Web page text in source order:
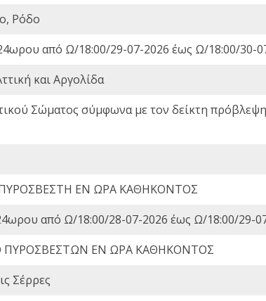
Ρόδο
από Ω/18:00/29-07-2026 έως Ω/18:00/30-
και Αργολίδα
Σώματος σύμφωνα με τον δείκτη
ΕΝ ΩΡΑ ΚΑΘΗΚΟΝΤΟΣ
από Ω/18:00/28-07-2026 έως Ω/18:00/29-
ΠΥΡΟΣΒΕΣΤΩΝ ΕΝ ΩΡΑ ΚΑΘΗΚΟΝΤΟΣ
Σέρρες